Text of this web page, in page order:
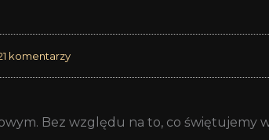
komentarzy
Bez względu na to, co świętujemy